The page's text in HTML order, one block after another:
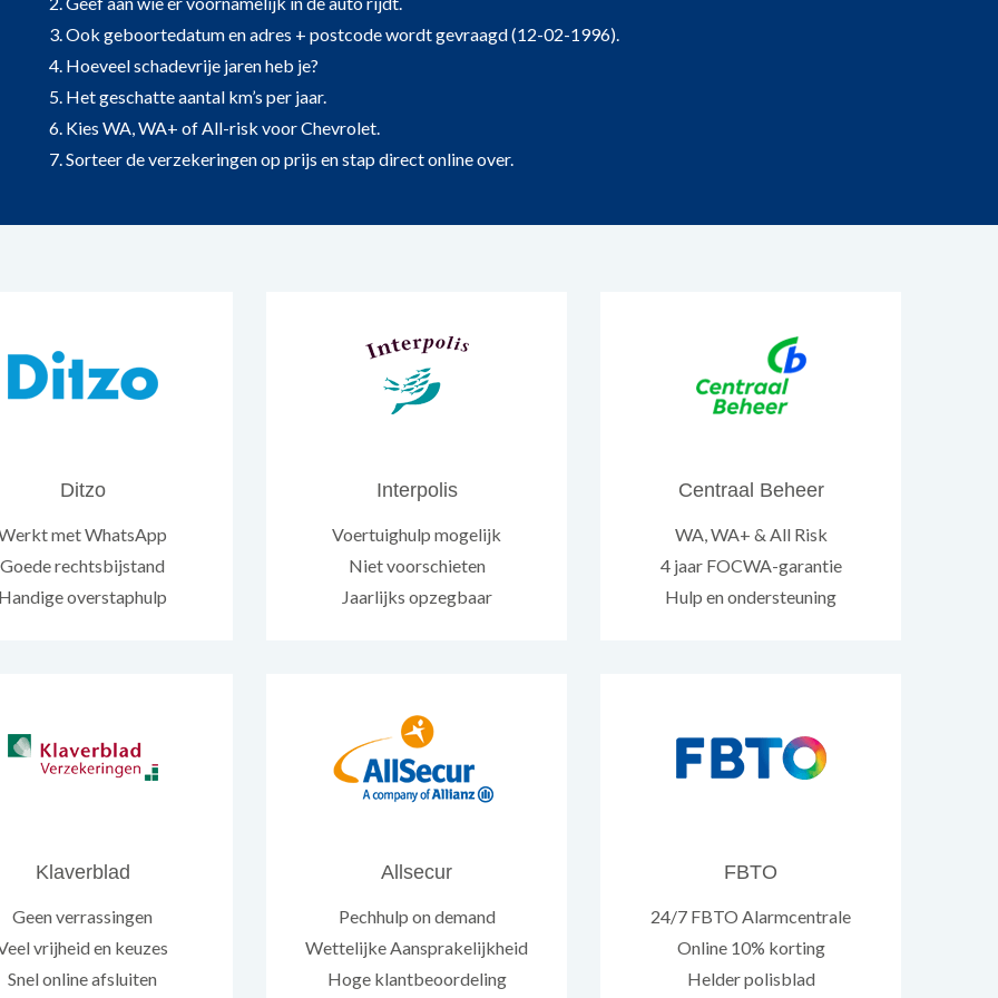
3. Ook geboortedatum en adres + postcode wordt gevraagd (12-02-1996).
4. Hoeveel schadevrije jaren heb je?
5. Het geschatte aantal km’s per jaar.
6. Kies WA, WA+ of All-risk voor Chevrolet.
7. Sorteer de verzekeringen op prijs en stap direct online over.
Ditzo
met WhatsApp
Goede rechtsbijstand
overstaphulp
Interpolis
Voertuighulp mogelijk
Niet voorschieten
Jaarlijks opzegbaar
Centraal Beheer
WA, WA+ & All Risk
4 jaar FOCWA-garantie
Hulp en ondersteuning
Klaverblad
Geen verrassingen
vrijheid en keuzes
Snel online afsluiten
Allsecur
Pechhulp on demand
Wettelijke Aansprakelijkheid
Hoge klantbeoordeling
FBTO
24/7 FBTO Alarmcentrale
Online 10% korting
Helder polisblad